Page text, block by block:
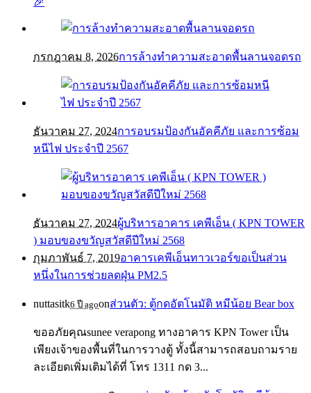
กรกฎาคม 8, 2026การล้างทำความสะอาดพื้นลานจอดรถ
ธันวาคม 27, 2024การอบรมป้องกันอัคคีภัย และการซ้อม
หนีไฟ ประจำปี 2567
ธันวาคม 27, 2024ผู้บริหารอาคาร เคพีเอ็น ( KPN TOWER
) มอบของขวัญสวัสดีปีใหม่ 2568
กุมภาพันธ์ 7, 2019อาคารเคพีเอ็นทาวเวอร์ขอเป็นส่วน
หนึ่งในการช่วยลดฝุ่น PM2.5
nuttasitk6 ปี agoonส่วนตัว: ตู้กดอัตโนมัติ หมีน้อย Bear box
ขออภัยคุณsunee verapong ทางอาคาร KPN Tower เป็น
เพียงเจ้าของพื้นที่ในการวางตู้ ทั้งนี้สามารถสอบถามราย
ละเอียดเพิ่มเติมได้ที่ โทร 1311 กด 3...